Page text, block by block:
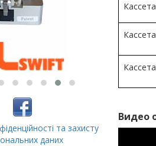
та захисту
даних
Видео